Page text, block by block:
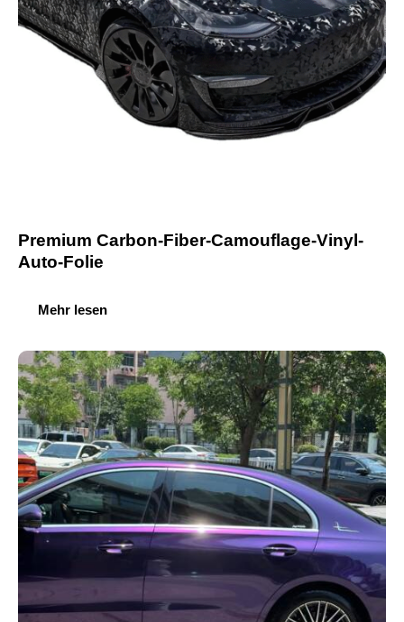
Premium Carbon-Fiber-Camouflage-Vinyl-
Auto-Folie
Mehr lesen